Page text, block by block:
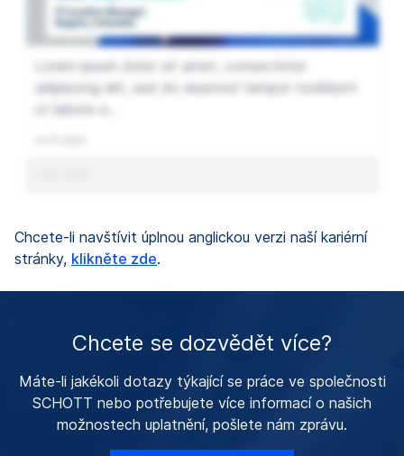
Lorem ipsum dolor sit amet, consectetur
adipiscing elit, sed do eiusmod tempor ncididunt
ut labore e...
Chcete-li navštívit úplnou anglickou verzi naší kariérní
stránky, klikněte zde.
Chcete se dozvědět více?
Máte-li jakékoli dotazy týkající se práce ve společnosti
SCHOTT nebo potřebujete více informací o našich
možnostech uplatnění, pošlete nám zprávu.